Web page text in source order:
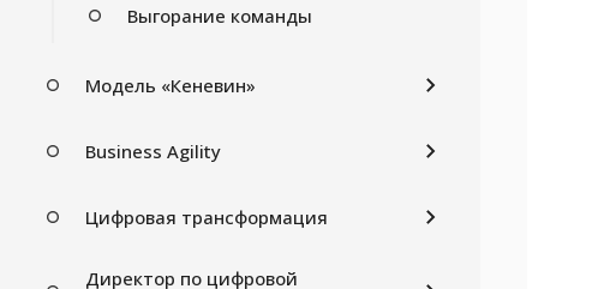
Выгорание команды
Модель «Кеневин»
Business Agility
Цифровая трансформация
Директор по цифровой